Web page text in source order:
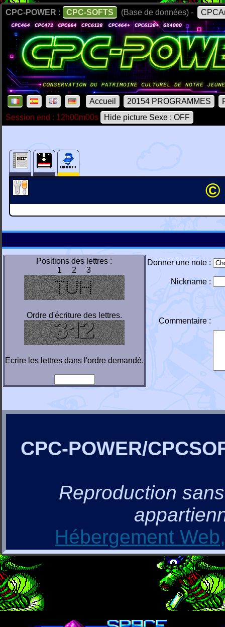
CPC-POWER : CPC-SOFTS (Base de données) -
Accueil 20154 PROGRAMMES
Session end : 12h00m00s
Hide picture Sexe : OFF
©
Positions des lettres :
1 2 3
Ordre d'écriture des lettres.
Ecrire les lettres dans l'ordre demandé.
Donner une note :
Nickname :
Commentaire :
CPC-POWER/
Reproduction
Hébergement